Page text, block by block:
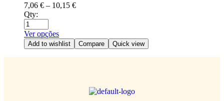
7,06 € – 10,15 €
Qty:
Ver opções
Add to wishlist Compare Quick view